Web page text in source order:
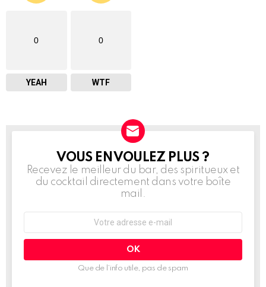
0
YEAH
0
WTF
NEWSLETTER
VOUS EN VOULEZ PLUS ?
Recevez le meilleur du bar, des spiritueux et
du cocktail directement dans votre boîte
mail.
mail
Que de l’info utile, pas de spam